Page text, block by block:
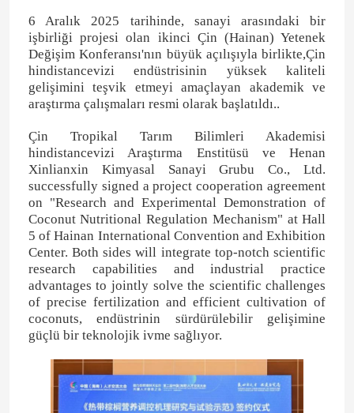
6 Aralık 2025 tarihinde, sanayi arasındaki bir
işbirliği projesi olan ikinci Çin (Hainan) Yetenek
Değişim Konferansı'nın büyük açılışıyla birlikte,Çin
hindistancevizi endüstrisinin yüksek kaliteli
gelişimini teşvik etmeyi amaçlayan akademik ve
araştırma çalışmaları resmi olarak başlatıldı..
Çin Tropikal Tarım Bilimleri Akademisi
hindistancevizi Araştırma Enstitüsü ve Henan
Xinlianxin Kimyasal Sanayi Grubu Co., Ltd.
successfully signed a project cooperation agreement
on "Research and Experimental Demonstration of
Coconut Nutritional Regulation Mechanism" at Hall
5 of Hainan International Convention and Exhibition
Center. Both sides will integrate top-notch scientific
research capabilities and industrial practice
advantages to jointly solve the scientific challenges
of precise fertilization and efficient cultivation of
coconuts, endüstrinin sürdürülebilir gelişimine
güçlü bir teknolojik ivme sağlıyor.